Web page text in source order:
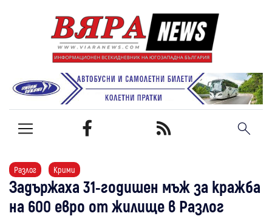
Разлог Крими
Задържаха 31-годишен мъж за кражба
на 600 евро от жилище в Разлог